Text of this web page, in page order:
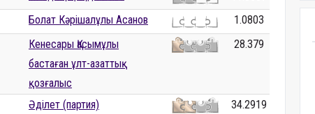
Болат Кәрішалұлы Асанов
1.0803
Кенесары Қасымұлы
бастаған ұлт-азаттық
қозғалыс
28.379
Әділет (партия)
34.2919